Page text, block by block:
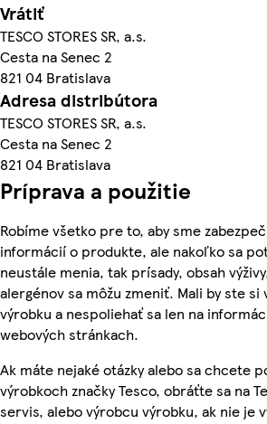
Vrátiť
TESCO STORES SR, a.s.
Cesta na Senec 2
821 04 Bratislava
Adresa distribútora
TESCO STORES SR, a.s.
Cesta na Senec 2
821 04 Bratislava
Príprava a použitie
Robíme všetko pre to, aby sme
informácií o produkte, ale nakoľko sa
neustále menia, tak prísady, obsah
alergénov sa môžu zmeniť. Mali by ste
výrobku a nespoliehať sa len na
webových stránkach.
Ak máte nejaké otázky alebo sa chcete
výrobkoch značky Tesco, obráťte sa na
servis, alebo výrobcu výrobku, ak nie je